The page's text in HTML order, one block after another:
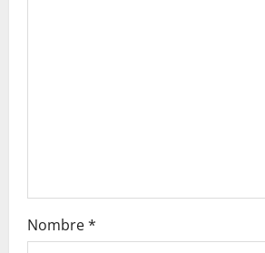
Nombre*